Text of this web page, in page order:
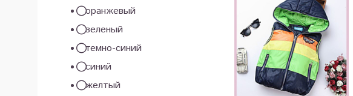
оранжевый
зеленый
темно-синий
синий
желтый